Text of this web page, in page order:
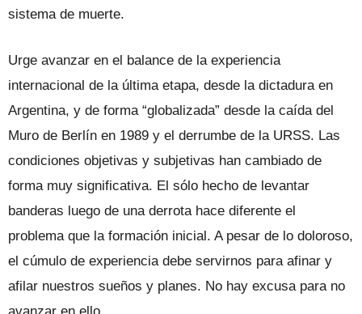
sistema de muerte.
Urge avanzar en el balance de la experiencia
internacional de la última etapa, desde la dictadura en
Argentina, y de forma “globalizada” desde la caída del
Muro de Berlín en 1989 y el derrumbe de la URSS. Las
condiciones objetivas y subjetivas han cambiado de
forma muy significativa. El sólo hecho de levantar
banderas luego de una derrota hace diferente el
problema que la formación inicial. A pesar de lo doloroso,
el cúmulo de experiencia debe servirnos para afinar y
afilar nuestros sueños y planes. No hay excusa para no